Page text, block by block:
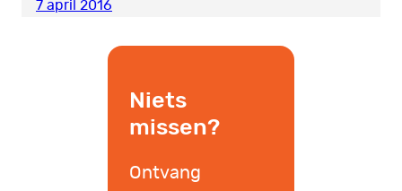
7 april 2016
Niets
missen?
Ontvang